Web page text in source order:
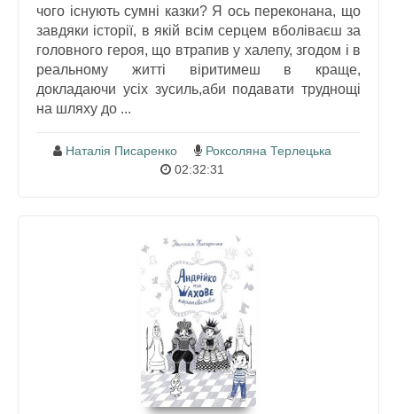
чого існують сумні казки? Я ось переконана, що
завдяки історії, в якій всім серцем вболіваєш за
головного героя, що втрапив у халепу, згодом і в
реальному житті віритимеш в краще,
докладаючи усіх зусиль,аби подавати труднощі
на шляху до ...
Наталія Писаренко
Роксоляна Терлецька
02:32:31